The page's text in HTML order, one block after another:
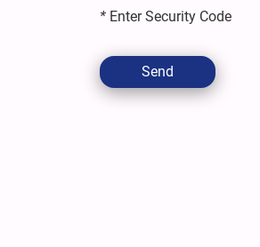
* Enter Security Code
Send